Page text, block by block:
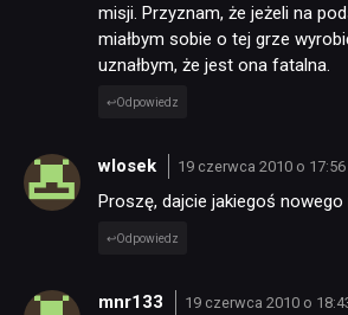
misji. Przyznam, że jeżeli na
miałbym sobie o tej grze
uznałbym, że jest ona fatalna.
Odpowiedz
wlosek 19 czerwca 2010 o 17:56
Proszę, dajcie jakiegoś nowego
Odpowiedz
mnr133 19 czerwca 2010 o